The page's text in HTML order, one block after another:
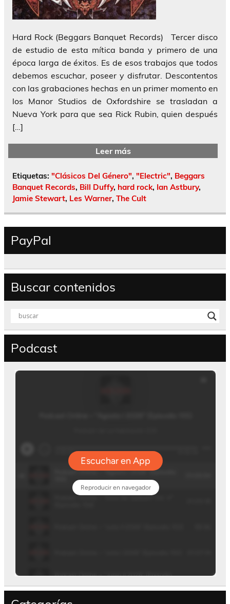
Hard Rock (Beggars Banquet Records) Tercer disco
de estudio de esta mítica banda y primero de una
época larga de éxitos. Es de esos trabajos que todos
debemos escuchar, poseer y disfrutar. Descontentos
con las grabaciones hechas en un primer momento en
los Manor Studios de Oxfordshire se trasladan a
Nueva York para que sea Rick Rubin, quien después
[…]
Leer más
Etiquetas: "Clásicos Del Género", "Electric", Beggars
Banquet Records, Bill Duffy, hard rock, Ian Astbury,
Jamie Stewart, Les Warner, The Cult
PayPal
Buscar contenidos
Podcast